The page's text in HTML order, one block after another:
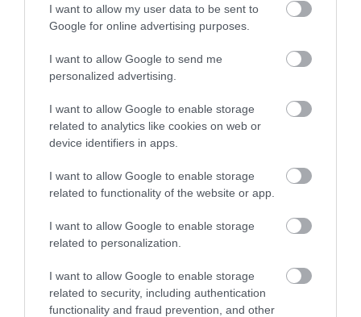
I want to allow my user data to be sent to
Google for online advertising purposes.
I want to allow Google to send me
personalized advertising.
I want to allow Google to enable storage
related to analytics like cookies on web or
device identifiers in apps.
I want to allow Google to enable storage
related to functionality of the website or app.
I want to allow Google to enable storage
related to personalization.
I want to allow Google to enable storage
related to security, including authentication
functionality and fraud prevention, and other
KAPCSOLÓDÓ OLVASMÁNY
LOCSOLOD, MÉGIS
LEKÓKAD? LEHET, HOGY A
LEHET, HOGY PÁR ÉV MÚLVA
NEM MINDEGY, MIKOR